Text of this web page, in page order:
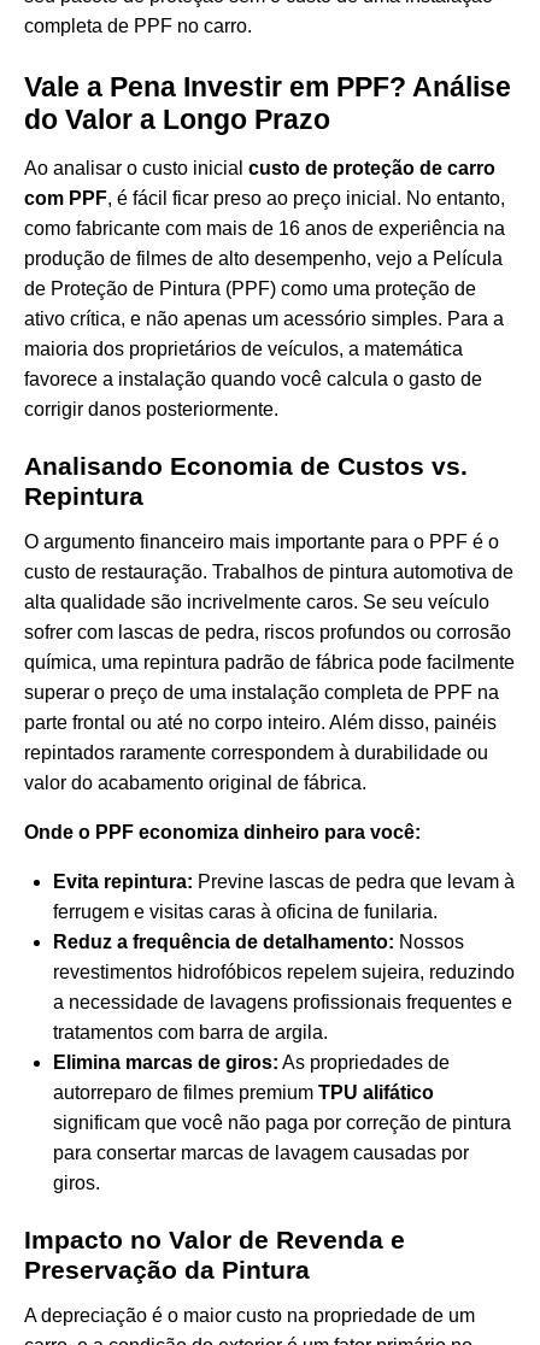
completa de PPF no carro.
Vale a Pena Investir em PPF? Análise
do Valor a Longo Prazo
Ao analisar o custo inicial custo de proteção de carro
com PPF, é fácil ficar preso ao preço inicial. No entanto,
como fabricante com mais de 16 anos de experiência na
produção de filmes de alto desempenho, vejo a Película
de Proteção de Pintura (PPF) como uma proteção de
ativo crítica, e não apenas um acessório simples. Para a
maioria dos proprietários de veículos, a matemática
favorece a instalação quando você calcula o gasto de
corrigir danos posteriormente.
Analisando Economia de Custos vs.
Repintura
O argumento financeiro mais importante para o PPF é o
custo de restauração. Trabalhos de pintura automotiva de
alta qualidade são incrivelmente caros. Se seu veículo
sofrer com lascas de pedra, riscos profundos ou corrosão
química, uma repintura padrão de fábrica pode facilmente
superar o preço de uma instalação completa de PPF na
parte frontal ou até no corpo inteiro. Além disso, painéis
repintados raramente correspondem à durabilidade ou
valor do acabamento original de fábrica.
Onde o PPF economiza dinheiro para você:
Evita repintura: Previne lascas de pedra que levam à
ferrugem e visitas caras à oficina de funilaria.
Reduz a frequência de detalhamento: Nossos
revestimentos hidrofóbicos repelem sujeira, reduzindo
a necessidade de lavagens profissionais frequentes e
tratamentos com barra de argila.
Elimina marcas de giros: As propriedades de
autorreparo de filmes premium TPU alifático
significam que você não paga por correção de pintura
para consertar marcas de lavagem causadas por
giros.
Impacto no Valor de Revenda e
Preservação da Pintura
A depreciação é o maior custo na propriedade de um